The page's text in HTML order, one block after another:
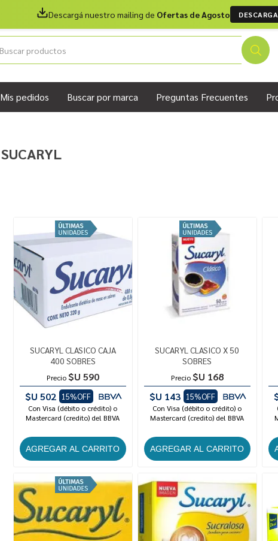
Descargá nuestro mailing de Ofertas de Agosto
Mis pedidos Buscar por marca Preguntas Frecuentes
SUCARYL
SUCARYL CLASICO CAJA
400 SOBRES
Precio $U 590
$U 502
15%OFF
Con Visa (débito o crédito) o
Mastercard (credito) del BBVA
SUCARYL CLASICO X 50
SOBRES
Precio $U 168
$U 143
15%OFF
Con Visa (débito o crédito) o
Mastercard (credito) del BBVA